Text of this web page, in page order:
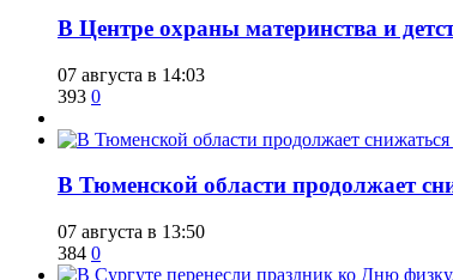
​В Центре охраны материнства и
07 августа в 14:03
393 0
​В Тюменской области продолжает
07 августа в 13:50
384 0